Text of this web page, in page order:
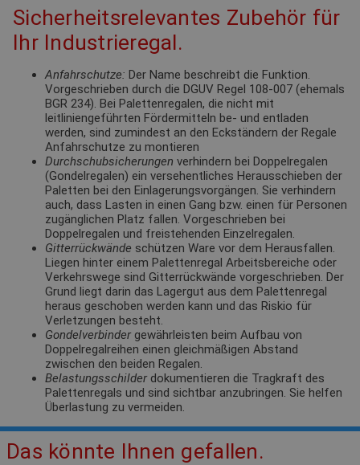
Sicherheitsrelevantes Zubehör für
Ihr Industrieregal.
Anfahrschutze: Der Name beschreibt die Funktion.
Vorgeschrieben durch die DGUV Regel 108-007 (ehemals
BGR 234). Bei Palettenregalen, die nicht mit
leitliniengeführten Fördermitteln be- und entladen
werden, sind zumindest an den Eckständern der Regale
Anfahrschutze zu montieren
Durchschubsicherungen verhindern bei Doppelregalen
(Gondelregalen) ein versehentliches Herausschieben der
Paletten bei den Einlagerungsvorgängen. Sie verhindern
auch, dass Lasten in einen Gang bzw. einen für Personen
zugänglichen Platz fallen. Vorgeschrieben bei
Doppelregalen und freistehenden Einzelregalen.
Gitterrückwände schützen Ware vor dem Herausfallen.
Liegen hinter einem Palettenregal Arbeitsbereiche oder
Verkehrswege sind Gitterrückwände vorgeschrieben. Der
Grund liegt darin das Lagergut aus dem Palettenregal
heraus geschoben werden kann und das Riskio für
Verletzungen besteht.
Gondelverbinder gewährleisten beim Aufbau von
Doppelregalreihen einen gleichmäßigen Abstand
zwischen den beiden Regalen.
Belastungsschilder dokumentieren die Tragkraft des
Palettenregals und sind sichtbar anzubringen. Sie helfen
Überlastung zu vermeiden.
Das könnte Ihnen gefallen.